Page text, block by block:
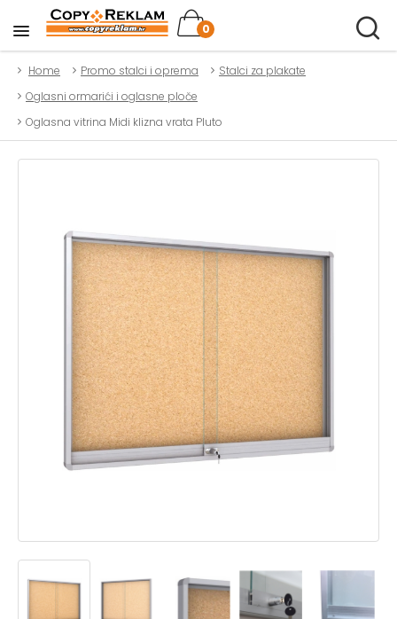
0
Home Promo stalci i oprema
Stalci za plakate
Oglasni ormarići i oglasne ploče
Oglasna vitrina Midi klizna vrata Pluto